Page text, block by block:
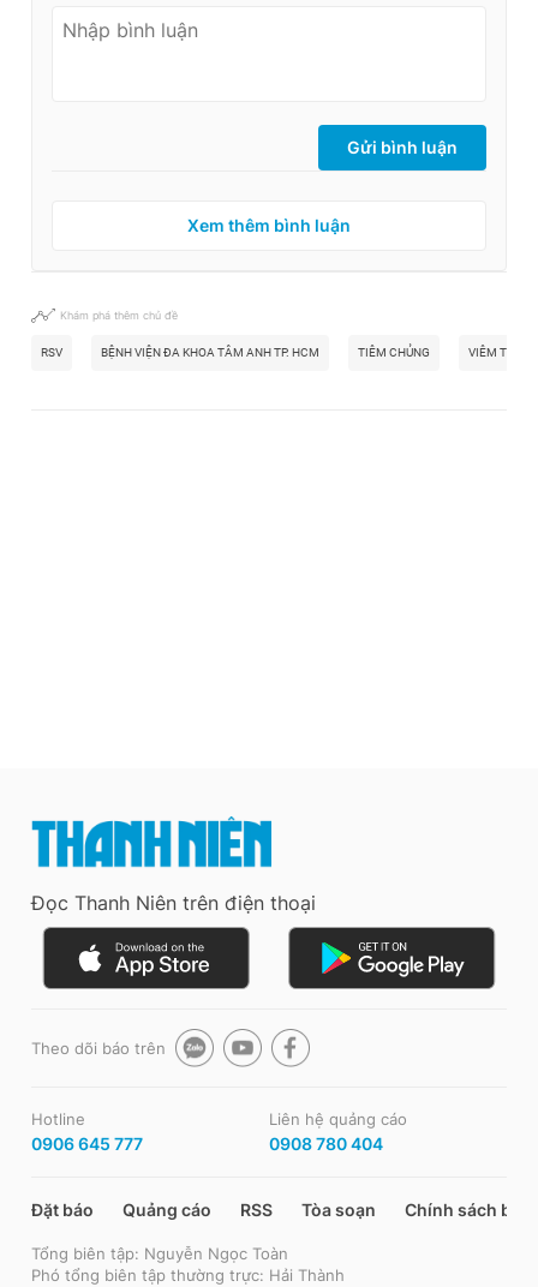
Gửi bình luận
Xem thêm bình luận
Khám phá thêm chủ đề
RSV BỆNH VIỆN ĐA KHOA TÂM ANH TP. HCM TIÊM CHỦNG VIÊM TIỂU
Đọc Thanh Niên trên điện thoại
Theo dõi báo trên
Hotline
0906 645 777
Liên hệ quảng cáo
0908 780 404
Đặt báo Quảng cáo RSS Tòa soạn Chính sách bảo
Tổng biên tập: Nguyễn Ngọc Toàn
Phó tổng biên tập thường trực: Hải Thành